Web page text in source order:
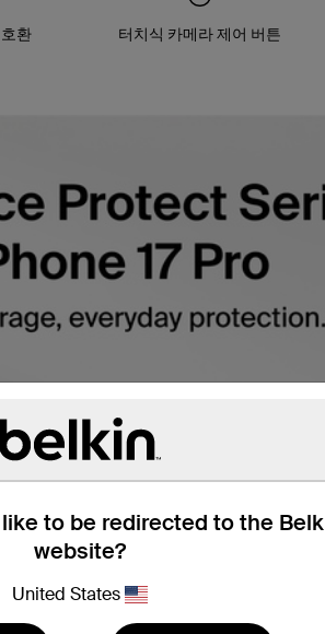
to be redirected to the
website?
United States
환 터치식 카메라 제어 버튼